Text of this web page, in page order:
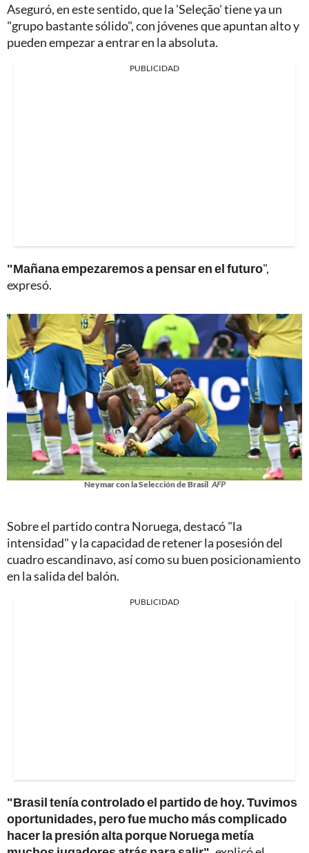
Aseguró, en este sentido, que la 'Seleção' tiene ya un
"grupo bastante sólido", con jóvenes que apuntan alto y
pueden empezar a entrar en la absoluta.
PUBLICIDAD
"Mañana empezaremos a pensar en el futuro",
expresó.
Neymar con la Selección de Brasil AFP
Sobre el partido contra Noruega, destacó "la
intensidad" y la capacidad de retener la posesión del
cuadro escandinavo, así como su buen posicionamiento
en la salida del balón.
PUBLICIDAD
"Brasil tenía controlado el partido de hoy. Tuvimos
oportunidades, pero fue mucho más complicado
hacer la presión alta porque Noruega metía